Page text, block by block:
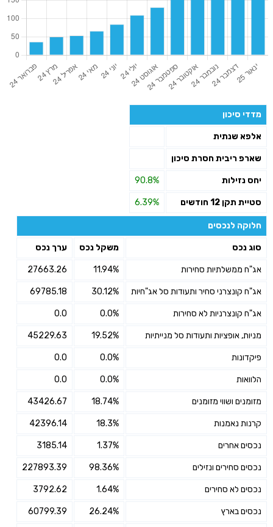
מדדי סיכון
אלפא שנתית
שארפ ריבית חסרת סיכון
יחס נזילות 90.8%
סטיית תקן 12 חודשים 6.39%
חלוקה לנכסים
סוג נכס משקל נכס ערך נכס
אג"ח ממשלתיות סחירות 11.94%
27663.26
אג"ח קונצרני סחיר ותעודות סל אג"חיות 30.12%
69785.18
אג"ח קונצרניות לא סחירות 0.0%
0.0
מניות, אופציות ותעודות סל מנייתיות 19.52%
45229.63
פיקדונות 0.0%
0.0
הלוואות 0.0%
0.0
מזומנים ושווי מזומנים 18.74%
43426.67
קרנות נאמנות 18.3%
42396.14
נכסים אחרים 1.37%
3185.14
נכסים סחירים ונזילים 98.36%
227893.39
נכסים לא סחירים 1.64%
3792.62
נכסים בארץ 26.24%
60799.39